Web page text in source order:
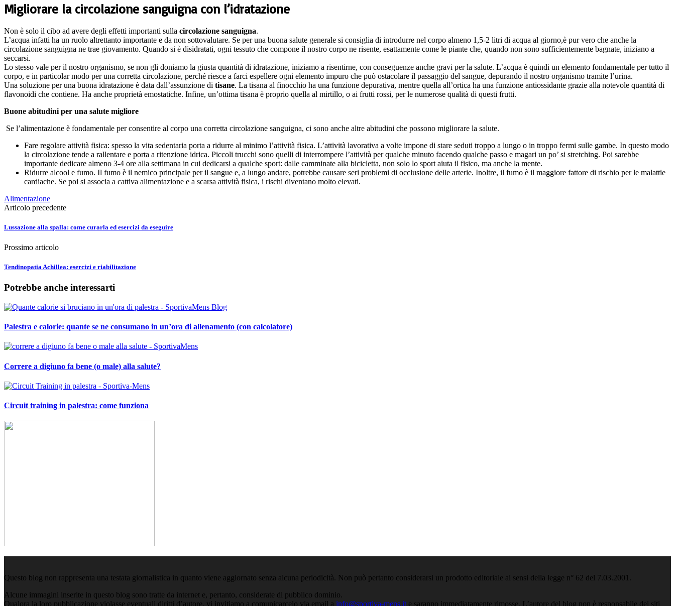
Migliorare la circolazione sanguigna con l’idratazione
Non è solo il cibo ad avere degli effetti importanti sulla circolazione sanguigna.
L’acqua infatti ha un ruolo altrettanto importante e da non sottovalutare. Se per una buona salute generale si consiglia di introdurre nel corpo almeno 1,5-2 litri di acqua al giorno,è pur vero che anche la
circolazione sanguigna ne trae giovamento. Quando si è disidratati, ogni tessuto che compone il nostro corpo ne risente, esattamente come le piante che, quando non sono sufficientemente bagnate, iniziano a
seccarsi.
Lo stesso vale per il nostro organismo, se non gli doniamo la giusta quantità di idratazione, iniziamo a risentirne, con conseguenze anche gravi per la salute. L’acqua è quindi un elemento fondamentale per tutto il
corpo, e in particolar modo per una corretta circolazione, perché riesce a farci espellere ogni elemento impuro che può ostacolare il passaggio del sangue, depurando il nostro organismo tramite l’urina.
Una soluzione per una buona idratazione è data dall’assunzione di tisane. La tisana al finocchio ha una funzione depurativa, mentre quella all’ortica ha una funzione antiossidante grazie alla notevole quantità di
flavonoidi che contiene. Ha anche proprietà emostatiche. Infine, un’ottima tisana è proprio quella al mirtillo, o ai frutti rossi, per le numerose qualità di questi frutti.
Buone abitudini per una salute migliore
Se l’alimentazione è fondamentale per consentire al corpo una corretta circolazione sanguigna, ci sono anche altre abitudini che possono migliorare la salute.
Fare regolare attività fisica: spesso la vita sedentaria porta a ridurre al minimo l’attività fisica. L’attività lavorativa a volte impone di stare seduti troppo a lungo o in troppo fermi sulle gambe. In questo modo
la circolazione tende a rallentare e porta a ritenzione idrica. Piccoli trucchi sono quelli di interrompere l’attività per qualche minuto facendo qualche passo e magari un po’ si stretching. Poi sarebbe
importante dedicare almeno 3-4 ore alla settimana in cui dedicarsi a qualche sport: dalle camminate alla bicicletta, non solo lo sport aiuta il fisico, ma anche la mente.
Ridurre alcool e fumo. Il fumo è il nemico principale per il sangue e, a lungo andare, potrebbe causare seri problemi di occlusione delle arterie. Inoltre, il fumo è il maggiore fattore di rischio per le malattie
cardiache. Se poi si associa a cattiva alimentazione e a scarsa attività fisica, i rischi diventano molto elevati.
Alimentazione
Articolo precedente
Lussazione alla spalla: come curarla ed esercizi da eseguire
Prossimo articolo
Tendinopatia Achillea: esercizi e riabilitazione
Potrebbe anche interessarti
Palestra e calorie: quante se ne consumano in un’ora di allenamento (con calcolatore)
Correre a digiuno fa bene (o male) alla salute?
Circuit training in palestra: come funziona
Questo blog non rappresenta una testata giornalistica in quanto viene aggiornato senza alcuna periodicità. Non può pertanto considerarsi un prodotto editoriale ai sensi della legge n° 62 del 7.03.2001.
Alcune immagini inserite in questo blog sono tratte da internet e, pertanto, considerate di pubblico dominio.
Qualora la loro pubblicazione violasse eventuali diritti d’autore, vi invitiamo a comunicarcelo via email a info@sportiva-mens.it e saranno immediatamente rimosse. L’autore del blog non è responsabile dei siti